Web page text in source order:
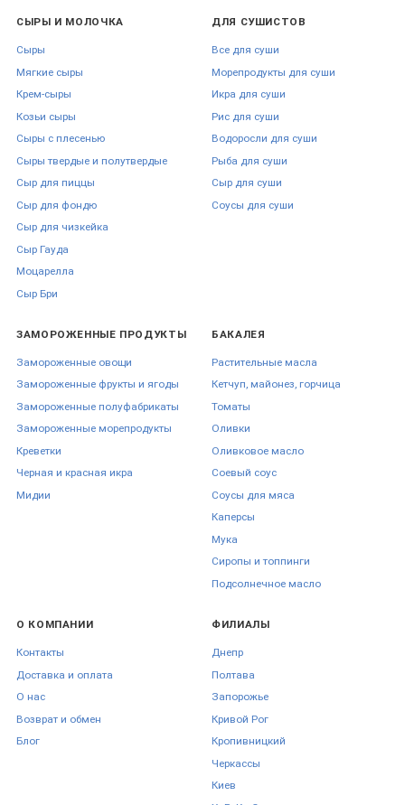
СЫРЫ И МОЛОЧКА
Сыры
Мягкие сыры
Крем-сыры
Козьи сыры
Сыры с плесенью
Сыры твердые и полутвердые
Сыр для пиццы
Сыр для фондю
Сыр для чизкейка
Сыр Гауда
Моцарелла
Сыр Бри
ДЛЯ СУШИСТОВ
Все для суши
Морепродукты для суши
Икра для суши
Рис для суши
Водоросли для суши
Рыба для суши
Сыр для суши
Соусы для суши
ЗАМОРОЖЕННЫЕ ПРОДУКТЫ
Замороженные овощи
Замороженные фрукты и ягоды
Замороженные полуфабрикаты
Замороженные морепродукты
Креветки
Черная и красная икра
Мидии
БАКАЛЕЯ
Растительные масла
Кетчуп, майонез, горчица
Томаты
Оливки
Оливковое масло
Соевый соус
Соусы для мяса
Каперсы
Мука
Сиропы и топпинги
Подсолнечное масло
О КОМПАНИИ
Контакты
Доставка и оплата
О нас
Возврат и обмен
Блог
ФИЛИАЛЫ
Днепр
Полтава
Запорожье
Кривой Рог
Кропивницкий
Черкаcсы
Киев